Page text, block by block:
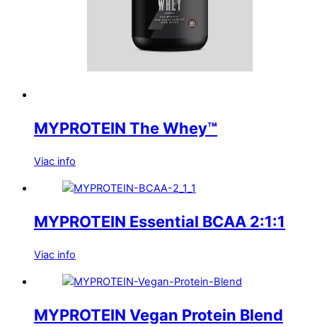
MYPROTEIN The Whey™
Viac info
MYPROTEIN Essential BCAA 2:1:1
Viac info
MYPROTEIN Vegan Protein Blend